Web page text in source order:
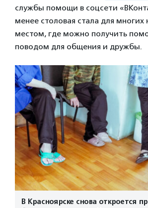
службы помощи в соцсети
менее столовая стала для многих
местом, где можно получить
поводом для общения и дружбы.
В Красноярске снова откроется